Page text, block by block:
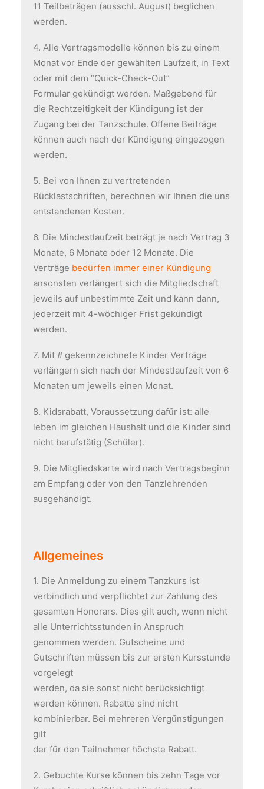
11 Teilbeträgen (ausschl. August) beglichen
werden.
4. Alle Vertragsmodelle können bis zu einem
Monat vor Ende der gewählten Laufzeit, in Text
oder mit dem “Quick-Check-Out”
Formular gekündigt werden. Maßgebend für
die Rechtzeitigkeit der Kündigung ist der
Zugang bei der Tanzschule. Offene Beiträge
können auch nach der Kündigung eingezogen
werden.
5. Bei von Ihnen zu vertretenden
Rücklastschriften, berechnen wir Ihnen die uns
entstandenen Kosten.
6. Die Mindestlaufzeit beträgt je nach Vertrag 3
Monate, 6 Monate oder 12 Monate. Die
Verträge bedürfen immer einer Kündigung
ansonsten verlängert sich die Mitgliedschaft
jeweils auf unbestimmte Zeit und kann dann,
jederzeit mit 4-wöchiger Frist gekündigt
werden.
7. Mit # gekennzeichnete Kinder Verträge
verlängern sich nach der Mindestlaufzeit von 6
Monaten um jeweils einen Monat.
8. Kidsrabatt, Voraussetzung dafür ist: alle
leben im gleichen Haushalt und die Kinder sind
nicht berufstätig (Schüler).
9. Die Mitgliedskarte wird nach Vertragsbeginn
am Empfang oder von den Tanzlehrenden
ausgehändigt.
Allgemeines
1. Die Anmeldung zu einem Tanzkurs ist
verbindlich und verpflichtet zur Zahlung des
gesamten Honorars. Dies gilt auch, wenn nicht
alle Unterrichtsstunden in Anspruch
genommen werden. Gutscheine und
Gutschriften müssen bis zur ersten Kursstunde
vorgelegt
werden, da sie sonst nicht berücksichtigt
werden können. Rabatte sind nicht
kombinierbar. Bei mehreren Vergünstigungen
gilt
der für den Teilnehmer höchste Rabatt.
2. Gebuchte Kurse können bis zehn Tage vor